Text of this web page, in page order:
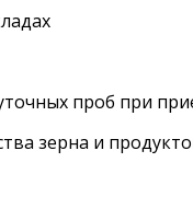
проб при
зерна и